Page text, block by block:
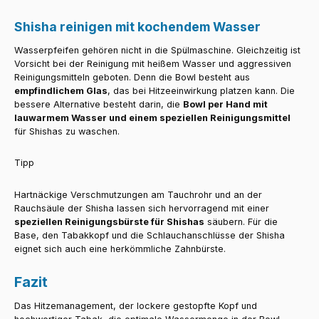
Shisha reinigen mit kochendem Wasser
Wasserpfeifen gehören nicht in die Spülmaschine. Gleichzeitig ist
Vorsicht bei der Reinigung mit heißem Wasser und aggressiven
Reinigungsmitteln geboten. Denn die Bowl besteht aus
empfindlichem Glas, das bei Hitzeeinwirkung platzen kann. Die
bessere Alternative besteht darin, die Bowl per Hand mit
lauwarmem Wasser und einem speziellen Reinigungsmittel
für Shishas zu waschen.
Tipp
Hartnäckige Verschmutzungen am Tauchrohr und an der
Rauchsäule der Shisha lassen sich hervorragend mit einer
speziellen Reinigungsbürstefür Shishas säubern. Für die
Base, den Tabakkopf und die Schlauchanschlüsse der Shisha
eignet sich auch eine herkömmliche Zahnbürste.
Fazit
Das Hitzemanagement, der lockere gestopfte Kopf und